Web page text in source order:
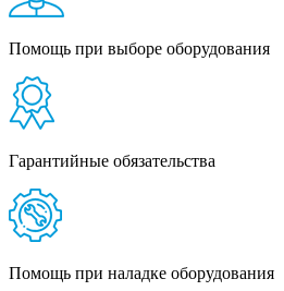
Помощь при выборе оборудования
Гарантийные обязательства
Помощь при наладке оборудования